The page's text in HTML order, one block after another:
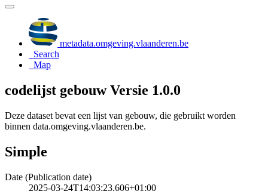
metadata.omgeving.vlaanderen.be
Search
Map
codelijst gebouw Versie 1.0.0
Deze dataset bevat een lijst van gebouw, die gebruikt worden
binnen data.omgeving.vlaanderen.be.
Simple
Date (Publication date)
2025-03-24T14:03:23.606+01:00